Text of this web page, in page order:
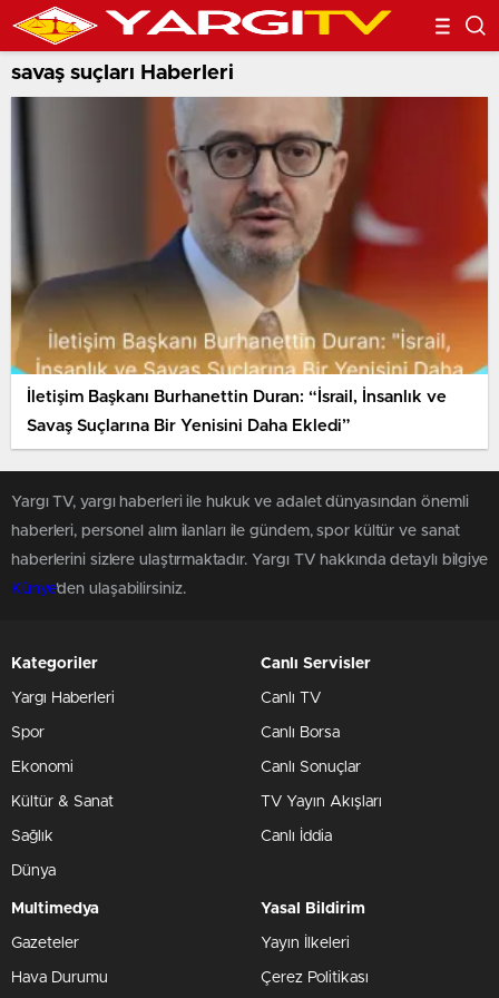
savaş suçları Haberleri
İletişim Başkanı Burhanettin Duran: “İsrail, İnsanlık ve
Savaş Suçlarına Bir Yenisini Daha Ekledi”
Yargı TV, yargı haberleri ile hukuk ve adalet dünyasından önemli
haberleri, personel alım ilanları ile gündem, spor kültür ve sanat
haberlerini sizlere ulaştırmaktadır. Yargı TV hakkında detaylı bilgiye
Künye'den ulaşabilirsiniz.
Kategoriler
Yargı Haberleri
Spor
Ekonomi
Kültür & Sanat
Sağlık
Dünya
Canlı Servisler
Canlı TV
Canlı Borsa
Canlı Sonuçlar
TV Yayın Akışları
Canlı İddia
Multimedya
Gazeteler
Hava Durumu
Yasal Bildirim
Yayın İlkeleri
Çerez Politikası